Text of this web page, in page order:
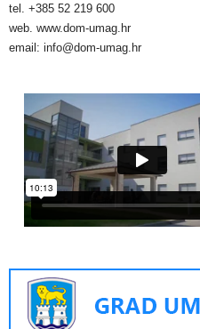
tel. +385 52 219 600
web. www.dom-umag.hr
email: info@dom-umag.hr